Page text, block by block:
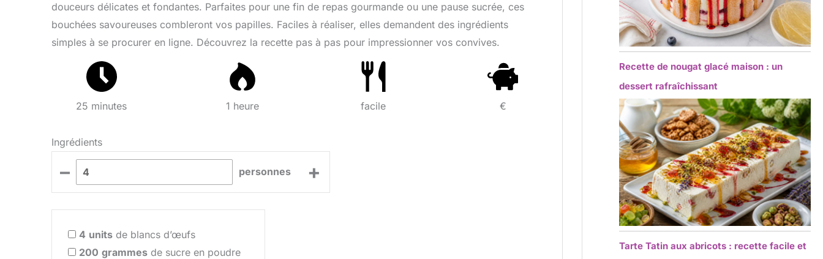
douceurs délicates et fondantes. Parfaites pour une fin de repas gourmande ou une pause sucrée, ces
bouchées savoureuses combleront vos papilles. Faciles à réaliser, elles demandent des ingrédients
simples à se procurer en ligne. Découvrez la recette pas à pas pour impressionner vos convives.
25 minutes 1 heure facile €
Ingrédients
– personnes +
4 units de blancs d’œufs
200 grammes de sucre en poudre
Recette de nougat glacé maison : un
dessert rafraîchissant
Tarte Tatin aux abricots : recette facile et